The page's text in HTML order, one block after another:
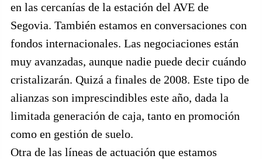
en las cercanías de la estación del AVE de
Segovia. También estamos en conversaciones con
fondos internacionales. Las negociaciones están
muy avanzadas, aunque nadie puede decir cuándo
cristalizarán. Quizá a finales de 2008. Este tipo de
alianzas son imprescindibles este año, dada la
limitada generación de caja, tanto en promoción
como en gestión de suelo.
Otra de las líneas de actuación que estamos